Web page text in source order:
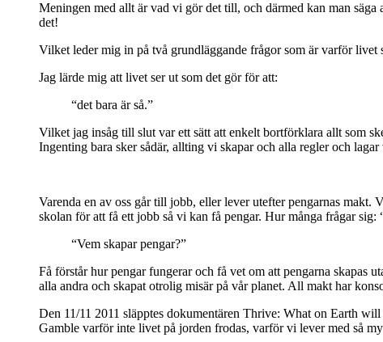
Meningen med allt är vad vi gör det till, och därmed kan man
det!
Vilket leder mig in på två grundläggande frågor som är varför livet
Jag lärde mig att livet ser ut som det gör för att:
“det bara är så.”
Vilket jag insåg till slut var ett sätt att enkelt bortförklara allt som
Ingenting bara sker sådär, allting vi skapar och alla regler och
Varenda en av oss går till jobb, eller lever utefter pengarnas
skolan för att få ett jobb så vi kan få pengar. Hur många frågar sig:
“Vem skapar pengar?”
Få förstår hur pengar fungerar och få vet om att pengarna skapas
alla andra och skapat otrolig misär på vår planet. All makt har
Den 11/11 2011 släpptes dokumentären Thrive: What on Earth
Gamble varför inte livet på jorden frodas, varför vi lever med så